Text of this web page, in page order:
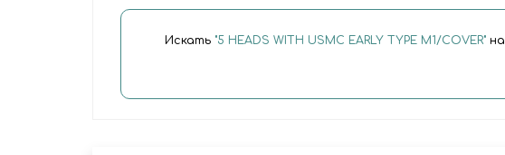
Искать "5 HEADS WITH USMC EARLY TYPE M1/COVER"на